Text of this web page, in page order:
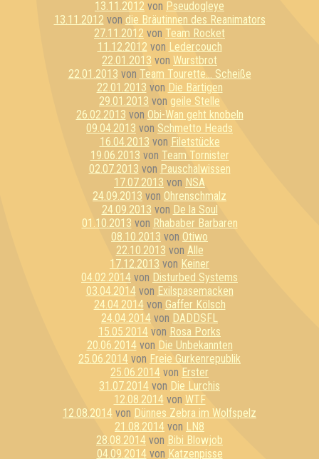
13.11.2012 von Pseudogleye
13.11.2012 von die Bräutinnen des Reanimators
27.11.2012 von Team Rocket
11.12.2012 von Ledercouch
22.01.2013 von Wurstbrot
22.01.2013 von Team Tourette... Scheiße
22.01.2013 von Die Bärtigen
29.01.2013 von geile Stelle
26.02.2013 von Obi-Wan geht knobeln
09.04.2013 von Schmetto Heads
16.04.2013 von Filetstücke
19.06.2013 von Team Tornister
02.07.2013 von Pauschalwissen
17.07.2013 von NSA
24.09.2013 von Ohrenschmalz
24.09.2013 von De la Soul
01.10.2013 von Rhababer Barbaren
08.10.2013 von Otiwo
22.10.2013 von Alle
17.12.2013 von Keiner
04.02.2014 von Disturbed Systems
03.04.2014von Exilspasemacken
24.04.2014von Gaffer Kölsch
24.04.2014 von DADDSFL
15.05.2014 von Rosa Porks
20.06.2014von Die Unbekannten
25.06.2014 von Freie Gurkenrepublik
25.06.2014 von Erster
31.07.2014 von Die Lurchis
12.08.2014von WTF
12.08.2014 von Dünnes Zebra im Wolfspelz
21.08.2014 von LN8
28.08.2014 von Bibi Blowjob
04.09.2014von Katzenpisse